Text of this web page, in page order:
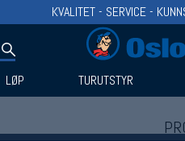
KVALITET - SERVICE -
LØP TURUTSTYR